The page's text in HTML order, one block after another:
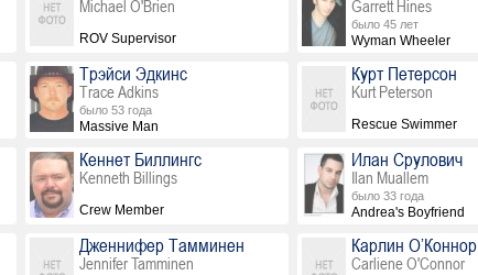
Michael O'Brien
ROV Supervisor
Garrett Hines
было 45 лет
Wyman Wheeler
Трэйси Эдкинс
Trace Adkins
было 53 года
Massive Man
Курт Петерсон
Kurt Peterson
Rescue Swimmer
Кеннет Биллингс
Kenneth Billings
Crew Member
Илан Срулович
Ilan Muallem
было 33 года
Andrea's Boyfriend
Дженнифер Тамминен
Jennifer Tamminen
Карлин О’Коннор
Carliene O'Connor